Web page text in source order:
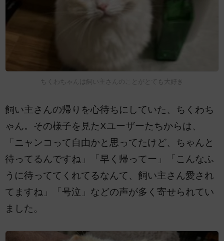
ちくわちゃんは飼い主さんのことがとても大好き
飼い主さんの帰りを心待ちにしていた、ちくわち
ゃん。その様子を見たXユーザーたちからは、
「ニャンコって自由かと思ってたけど、ちゃんと
待ってるんですね」「早く帰ってー」「こんなふ
うに待っててくれてるなんて、飼い主さん愛され
てますね」「号泣」などの声が多く寄せられてい
ました。